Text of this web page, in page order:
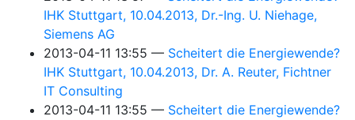
IHK Stuttgart, 10.04.2013, Dr.-Ing. U. Niehage,
Siemens AG
2013-04-11 13:55
Scheitert die Energiewende?
IHK Stuttgart, 10.04.2013, Dr. A. Reuter, Fichtner
IT Consulting
2013-04-11 13:55
Scheitert die Energiewende?